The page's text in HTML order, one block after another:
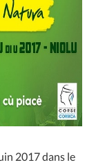
2017 dans le